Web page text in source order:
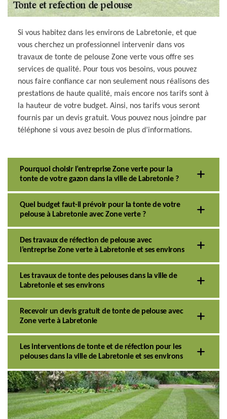
Si vous habitez dans les environs de Labretonie, et que
vous cherchez un professionnel intervenir dans vos
travaux de tonte de pelouse Zone verte vous offre ses
services de qualité. Pour tous vos besoins, vous pouvez
nous faire confiance car non seulement nous réalisons des
prestations de haute qualité, mais encore nos tarifs sont à
la hauteur de votre budget. Ainsi, nos tarifs vous seront
fournis par un devis gratuit. Vous pouvez nous joindre par
téléphone si vous avez besoin de plus d’informations.
Pourquoi choisir l’entreprise Zone verte pour la
tonte de votre gazon dans la ville de Labretonie ?
Quel budget faut-il prévoir pour la tonte de votre
pelouse à Labretonie avec Zone verte ?
Des travaux de réfection de pelouse avec
l’entreprise Zone verte à Labretonie et ses environs
Les travaux de tonte des pelouses dans la ville de
Labretonie et ses environs
Recevoir un devis gratuit de tonte de pelouse avec
Zone verte à Labretonie
Les interventions de tonte et de réfection pour les
pelouses dans la ville de Labretonie et ses environs